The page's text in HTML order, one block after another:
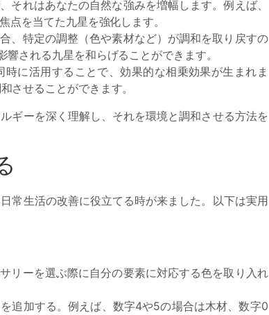
それはあなたの自然な強みを増幅します。例えば、
を当てた九星を強化します。
、特定の調整（色や素材など）が調和を取り戻すの
される九星を和らげることができます。
に活用することで、効果的な相乗効果が生まれま
させることができます。
ギーを深く理解し、それを環境と調和させる方法を
常生活の改善に役立てる時が来ました。以下は実用
リーを選ぶ際に自分の要素に対応する色を取り入れ
追加する。例えば、数字4や5の場合は木材、数字0